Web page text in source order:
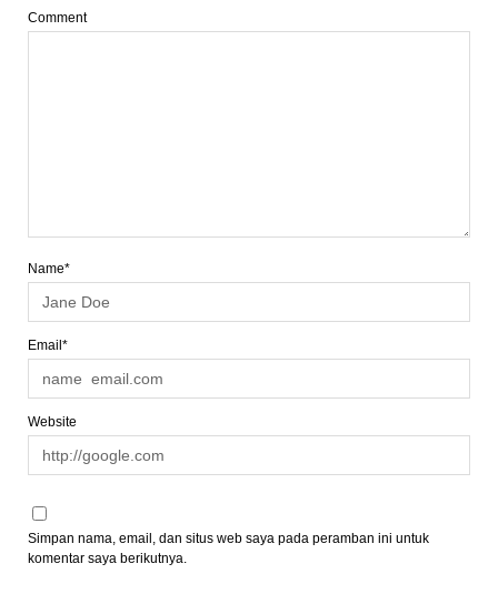
Comment
Name*
Email*
Website
Simpan nama, email, dan situs web saya pada peramban ini untuk
komentar saya berikutnya.